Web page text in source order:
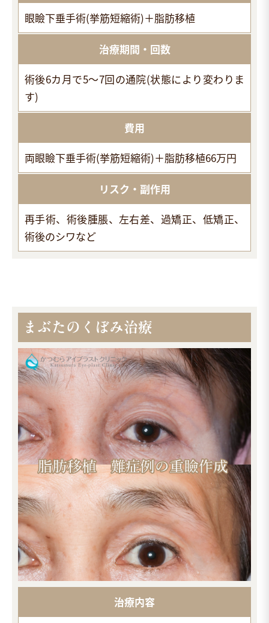
眼瞼下垂手術(挙筋短縮術)＋脂肪移植
治療期間・回数
術後6カ月で5～7回の通院(状態により変わりま
す)
費用
両眼瞼下垂手術(挙筋短縮術)＋脂肪移植66万円
リスク・副作用
再手術、術後腫脹、左右差、過矯正、低矯正、
術後のシワなど
まぶたのくぼみ治療
治療内容